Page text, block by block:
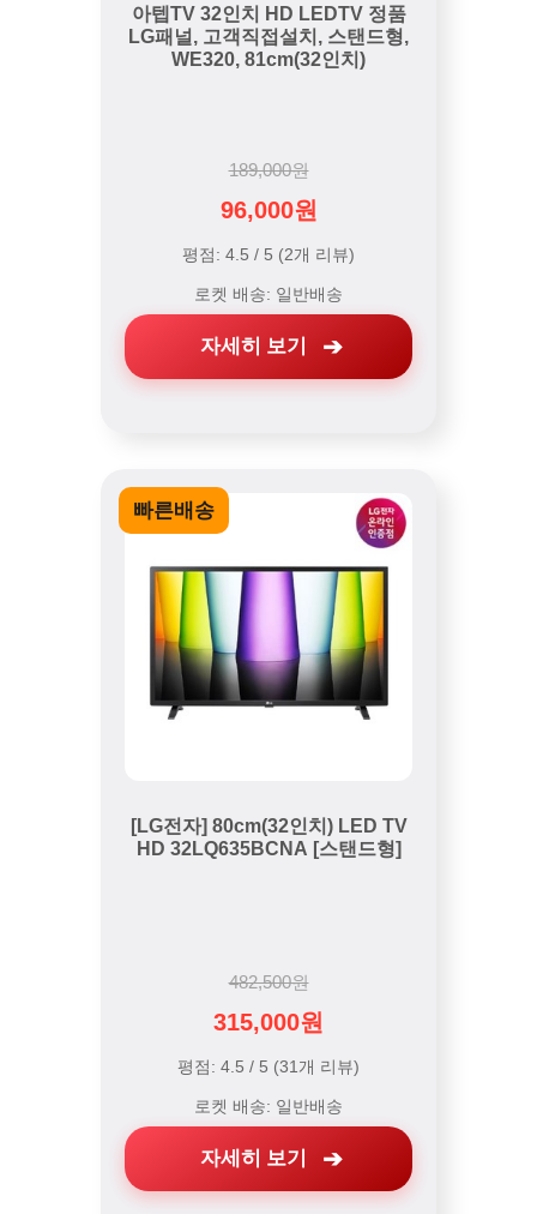
아텝TV 32인치 HD LEDTV 정품
LG패널, 고객직접설치, 스탠드형,
WE320, 81cm(32인치)
189,000원
96,000원
평점: 4.5 / 5 (2개 리뷰)
로켓 배송: 일반배송
자세히 보기
빠른배송
[LG전자] 80cm(32인치) LED TV
HD 32LQ635BCNA [스탠드형]
482,500원
315,000원
평점: 4.5 / 5 (31개 리뷰)
로켓 배송: 일반배송
자세히 보기